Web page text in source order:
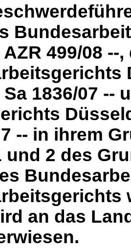
AZR 499/08 --
Sa 1836/07 --
-- in ihrem
und 2 des
an das